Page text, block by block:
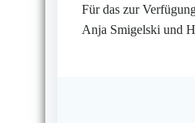
Für das zur
Anja Smigelski und